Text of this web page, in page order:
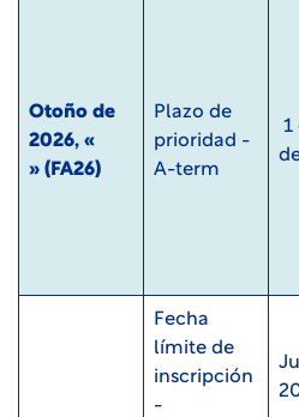
Otoño de
2026, «
» (FA26)
Plazo de
prioridad -
A-term
1
Fecha
límite de
inscripción
-